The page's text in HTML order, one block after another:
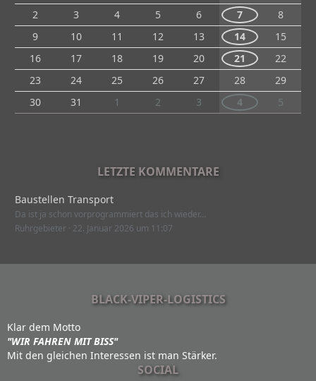
2
3 4 5 6 7
8
9
10 11 12 13 14
15
16
17 18 19 20 21
22
23
24 25 26 27 28
29
30
31 1 2 3 4 5
LETZTE KOMMENTARE
Baustellen Transport
Da ist ja schon vorprogrammiert das ich wieder…
Ruhrgebieter 22. Januar 2026 um 11:07
BLACK-VIPER-LOGISTICS
Klar dem Motto
"WIR FAHREN MIT BISS"
Mit den gleichen Interessen ist man Stärker.
SOCIAL